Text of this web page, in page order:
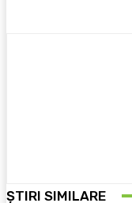
ȘTIRI SIMILARE